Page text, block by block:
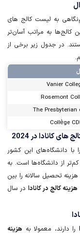
به لیست کالج های
کالج‌ها به مراتب آسان‌تر
در جدول زیر برخی از
Vanier
Rosemont
The Presbyterian
Collège CDI
کانادا در 2024
را با دانشگاه‌های این کشور
از دانشگاه‌ها است. به
تحصیل سالانه را بین
هزینه کالج در کانادا در سال
را دارند، معمولا به هزینه